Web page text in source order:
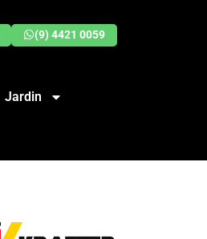
(9) 4421 0059
Jardin